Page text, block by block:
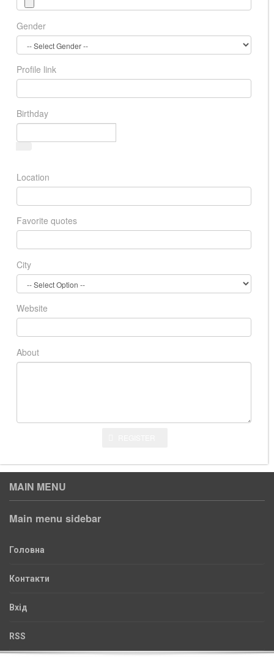
Gender
Profile link
Birthday
Location
Favorite quotes
City
Website
About
MAIN MENU
Main menu sidebar
Головна
Контакти
Вхід
RSS